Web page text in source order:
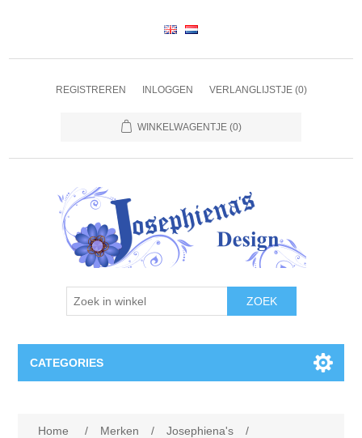
REGISTREREN INLOGGEN VERLANGLIJSTJE (0)
WINKELWAGENTJE (0)
ZOEK
CATEGORIES
Home / Merken / Josephiena's
/